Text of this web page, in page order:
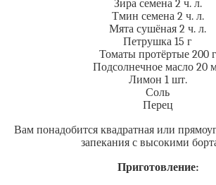
Зира семена 2 ч. л.
Тмин семена 2 ч. л.
Мята сушёная 2 ч. л.
Петрушка 15 г
Томаты протёртые 200 г
Подсолнечное масло 20
Лимон 1 шт.
Соль
Перец
Вам понадобится квадратная или
запекания с высокими
Приготовление: